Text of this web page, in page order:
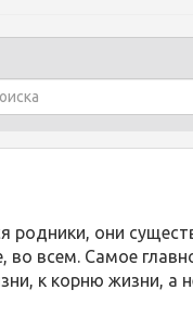
родники, они
во всем. Самое
к корню жизни, а